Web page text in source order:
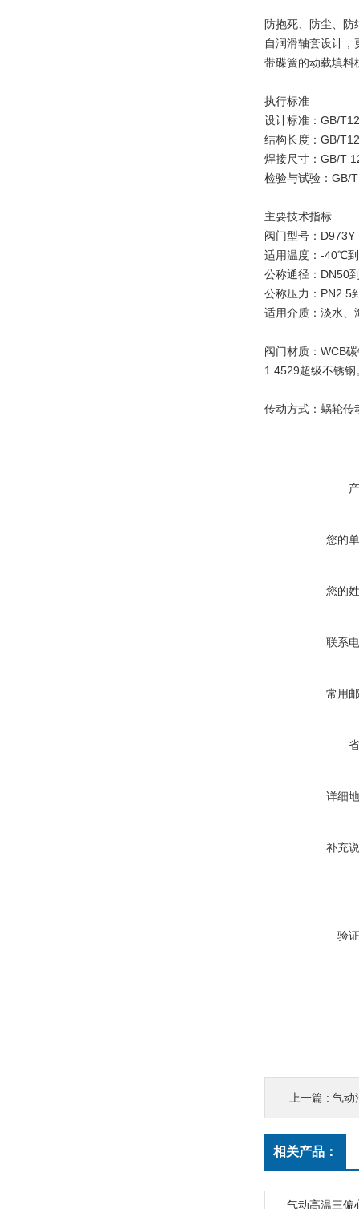
防抱死、防尘、防
自润滑轴套设计
带碟簧的动载填料
执行标准
设计标准：GB/
结构长度：GB/
焊接尺寸：GB/T
检验与试验：GB/
主要技术指标
阀门型号：
适用温度：-40℃
公称通径：DN50
公称压力：PN2.5
适用介质：淡水、
阀门材质：WCB
1.4529超级不锈钢
传动方式：蜗轮传
您的
您的
联系
常用
详细
补充
验
上一篇 : 气动
相关产品：
气动高温三偏